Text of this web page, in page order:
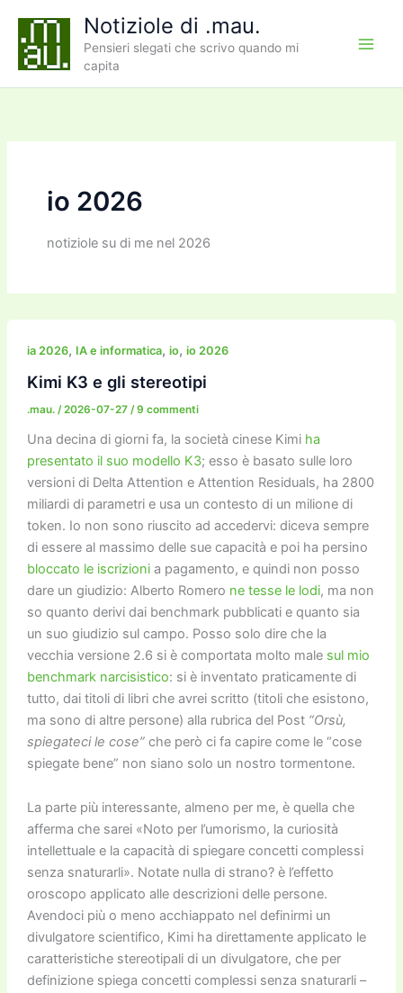
contenuto
Notiziole di .mau.
Pensieri slegati che scrivo quando mi
capita
io 2026
notiziole su di me nel 2026
ia 2026, IA e informatica, io, io 2026
Kimi K3 e gli stereotipi
.mau. /2026-07-27 /9 commenti
Una decina di giorni fa, la società cinese Kimi ha
presentato il suo modello K3; esso è basato sulle loro
versioni di Delta Attention e Attention Residuals, ha 2800
miliardi di parametri e usa un contesto di un milione di
token. Io non sono riuscito ad accedervi: diceva sempre
di essere al massimo delle sue capacità e poi ha persino
bloccato le iscrizionia pagamento, e quindi non posso
dare un giudizio: Alberto Romero ne tesse le lodi, ma non
so quanto derivi dai benchmark pubblicati e quanto sia
un suo giudizio sul campo. Posso solo dire che la
vecchia versione 2.6 si è comportata molto male sul mio
benchmark narcisistico: si è inventato praticamente di
tutto, dai titoli di libri che avrei scritto (titoli che esistono,
ma sono di altre persone) alla rubrica del Post “Orsù,
spiegateci le cose” che però ci fa capire come le “cose
spiegate bene” non siano solo un nostro tormentone.
La parte più interessante, almeno per me, è quella che
afferma che sarei «Noto per l’umorismo, la curiosità
intellettuale e la capacità di spiegare concetti complessi
senza snaturarli». Notate nulla di strano? è l’effetto
oroscopo applicato alle descrizioni delle persone.
Avendoci più o meno acchiappato nel definirmi un
divulgatore scientifico, Kimi ha direttamente applicato le
caratteristiche stereotipali di un divulgatore, che per
definizione spiega concetti complessi senza snaturarli –